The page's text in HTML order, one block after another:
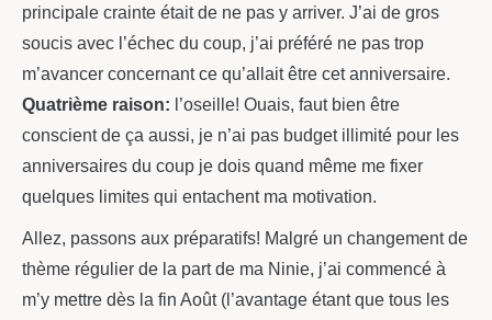
principale crainte était de ne pas y arriver. J’ai de gros
soucis avec l’échec du coup, j’ai préféré ne pas trop
m’avancer concernant ce qu’allait être cet anniversaire.
Quatrième raison: l’oseille! Ouais, faut bien être
conscient de ça aussi, je n’ai pas budget illimité pour les
anniversaires du coup je dois quand même me fixer
quelques limites qui entachent ma motivation.
Allez, passons aux préparatifs! Malgré un changement de
thème régulier de la part de ma Ninie, j’ai commencé à
m’y mettre dès la fin Août (l’avantage étant que tous les